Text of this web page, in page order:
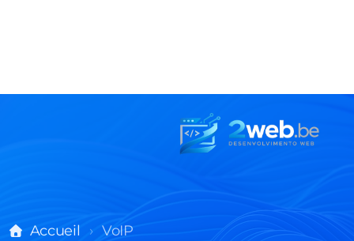
Accueil VoIP